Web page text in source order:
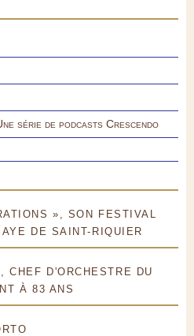
série de podcasts Crescendo
», SON FESTIVAL
DE SAINT-RIQUIER
CHEF D'ORCHESTRE DU
À 83 ANS